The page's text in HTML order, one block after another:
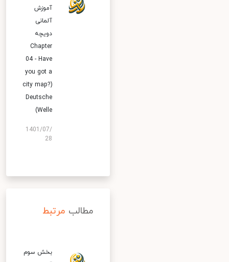
آموزش
آلمانی
دویچه
Chapter
04 - Have
you got a
city map?)
Deutsche
Welle)
1401/07/
28
مطالب مرتبط
بخش سوم